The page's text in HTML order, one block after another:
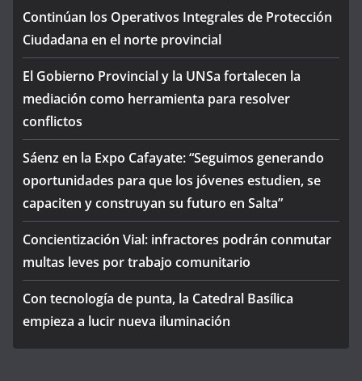
Continúan los Operativos Integrales de Protección
Ciudadana en el norte provincial
El Gobierno Provincial y la UNSa fortalecen la
mediación como herramienta para resolver
conflictos
Sáenz en la Expo Cafayate: “Seguimos generando
oportunidades para que los jóvenes estudien, se
capaciten y construyan su futuro en Salta”
Concientización Vial: infractores podrán conmutar
multas leves por trabajo comunitario
Con tecnología de punta, la Catedral Basílica
empieza a lucir nueva iluminación